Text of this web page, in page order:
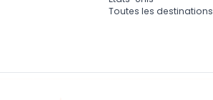
Toutes les destinations